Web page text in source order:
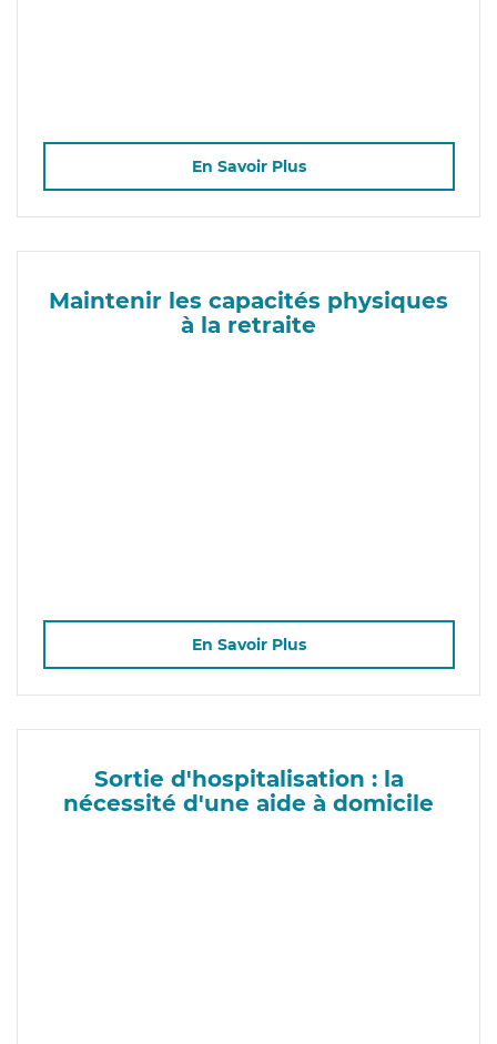
En Savoir Plus
Maintenir les capacités physiques
à la retraite
En Savoir Plus
Sortie d'hospitalisation : la
nécessité d'une aide à domicile